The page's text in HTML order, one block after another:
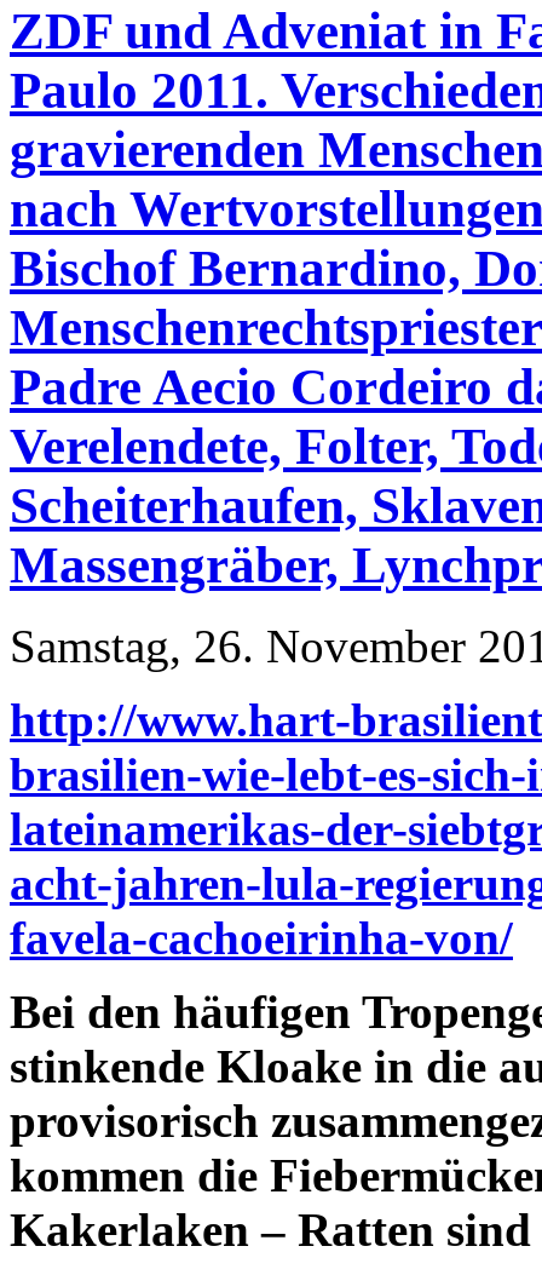
ZDF und Adveniat in
Paulo 2011.
gravierenden
nach
Bischof Bernardino,
Padre Aecio Cordeiro
Verelendete, Folter,
Scheiterhaufen,
Massengräber,
Samstag, 26. November
http://www.hart-
brasilien-wie-lebt-es-
lateinamerikas-der-
acht-jahren-lula-
favela-cachoeirinha-von/
Bei den häufigen
stinkende Kloake in die
provisorisch
kommen die
Kakerlaken – Ratten